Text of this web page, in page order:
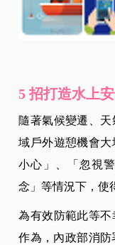
5 招打造水上
隨著氣候變遷、
域戶外遊憩機會
小心」、「忽視
念」等情況下，使
為有效防範此等
作為，內政部消